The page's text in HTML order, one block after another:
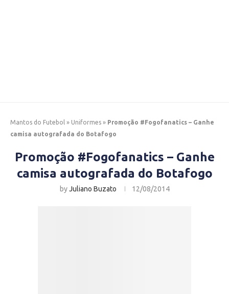
Mantos do Futebol » Uniformes » Promoção #Fogofanatics – Ganhe
camisa autografada do Botafogo
Promoção #Fogofanatics – Ganhe
camisa autografada do Botafogo
byJuliano Buzato 12/08/2014